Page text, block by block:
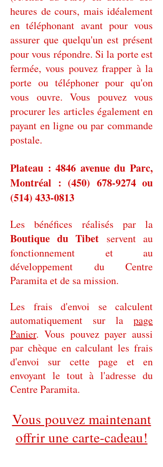
heures de cours, mais idéalement
en téléphonant avant pour vous
assurer que quelqu'un est présent
pour vous répondre. Si la porte est
fermée, vous pouvez frapper à la
porte ou téléphoner pour qu'on
vous ouvre. Vous pouvez vous
procurer les articles également en
payant en ligne ou par commande
postale.
Plateau : 4846 avenue du Parc,
Montréal : (450) 678-9274ou
(514) 433-0813
Les bénéfices réalisés par la
Boutique du Tibetservent au
fonctionnement et au
développement du Centre
Paramita et de sa mission.
Les frais d'envoi se calculent
automatiquement sur la page
Panier. Vous pouvez payer aussi
par chèque en calculant les frais
d'envoi sur cette page et en
envoyant le tout à l'adresse du
Centre Paramita.
Vous pouvez maintenant
offrir une carte-cadeau!